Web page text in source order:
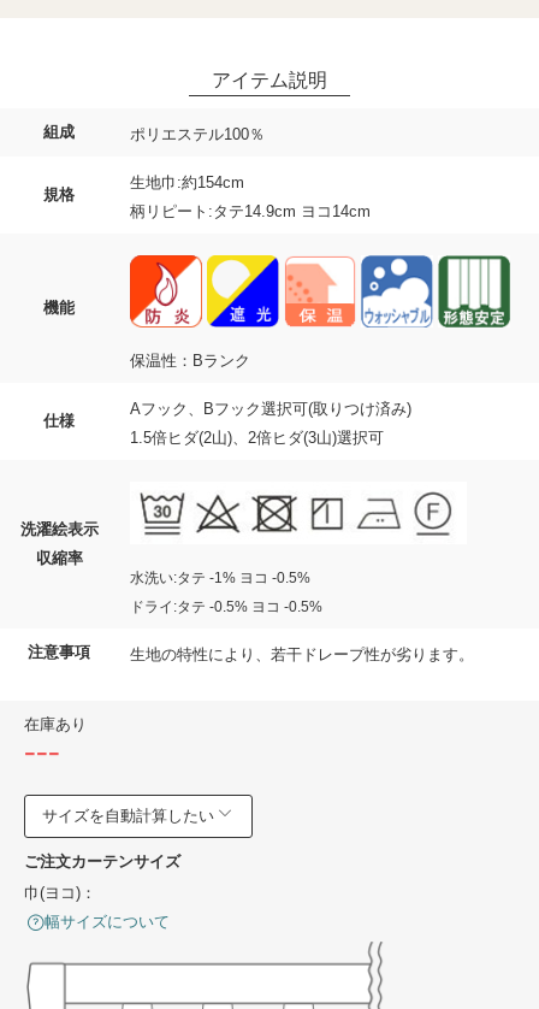
組成 ポリエステル100％
規格
生地巾:約154cm
柄リピート:タテ14.9cm ヨコ14cm
機能
保温性：Bランク
仕様
Aフック、Bフック選択可(取りつけ済み)
1.5倍ヒダ(2山)、2倍ヒダ(3山)選択可
洗濯絵表示
収縮率
水洗い:タテ -1% ヨコ -0.5%
ドライ:タテ -0.5% ヨコ -0.5%
注意事項 生地の特性により、若干ドレープ性が劣ります。
在庫あり
---
サイズを自動計算したい
ご注文カーテンサイズ
巾(ヨコ)：
幅サイズについて